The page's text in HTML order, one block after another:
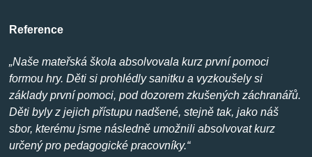
Reference
„Naše mateřská škola absolvovala kurz první pomoci
formou hry. Děti si prohlédly sanitku a vyzkoušely si
základy první pomoci, pod dozorem zkušených záchranářů.
Děti byly z jejich přístupu nadšené, stejně tak, jako náš
sbor, kterému jsme následně umožnili absolvovat kurz
určený pro pedagogické pracovníky.“